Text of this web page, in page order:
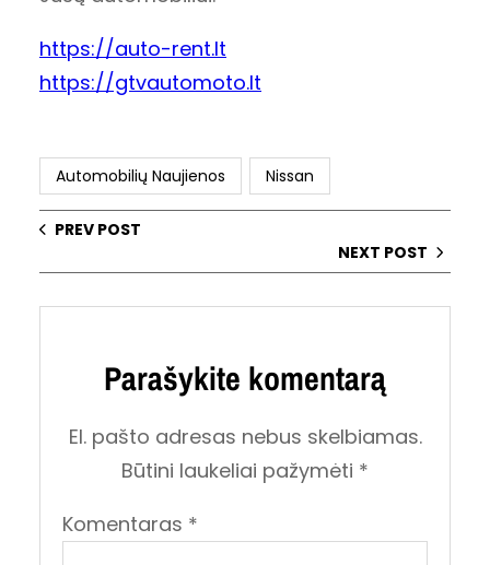
https://auto-rent.lt
https://gtvautomoto.lt
Automobilių Naujienos Nissan
PREV POST
NEXT POST
Parašykite komentarą
El. pašto adresas nebus skelbiamas.
Būtini laukeliai pažymėti *
Komentaras *